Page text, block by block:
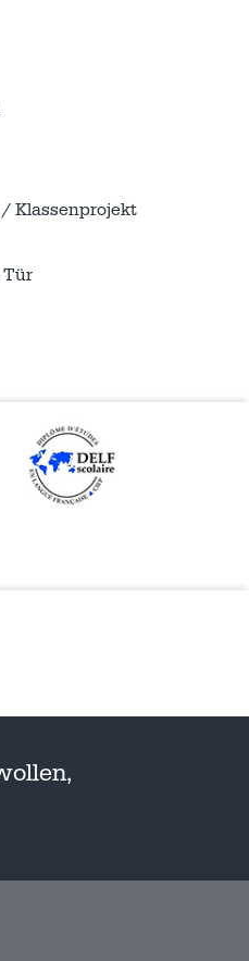
Klassenprojekt
Tür